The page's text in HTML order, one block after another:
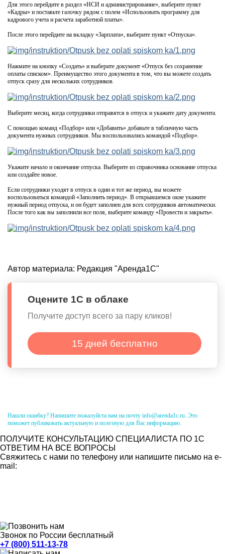
Для этого перейдите в раздел «НСИ и администрирование», выберите пункт
«Кадры» и поставьте галочку рядом с полем «Использовать программу для
кадрового учета и расчета заработной платы».
После этого перейдите на вкладку «Зарплата», выберите пункт «Отпуска».
Нажмите на кнопку «Создать» и выберите документ «Отпуск без сохранение
оплаты списком». Преимущество этого документа в том, что вы можете создать
отпуск сразу для нескольких сотрудников.
Выберите месяц, когда сотрудники отправятся в отпуск и укажите дату документа.
С помощью команд «Подбор» или «Добавить» добавьте в табличную часть
документа нужных сотрудников. Мы воспользовались командой «Подбор».
Укажите начало и окончание отпуска. Выберите из справочника основание отпуска
или создайте новое.
Если сотрудники уходят в отпуск в один и тот же период, вы можете
воспользоваться командой «Заполнить период». В открывшемся окне укажите
нужный период отпуска, и он будет заполнен для всех сотрудников автоматически.
После того как вы заполнили все поля, выберите команду «Провести и закрыть».
Автор материала: Редакция "Аренда1С"
Оцените 1С в облаке
Получите доступ всего за пару кликов!
15 дней бесплатно
Нашли ошибку? Напишите пожалуйста нам на почту info@arenda1c.ru. Это
поможет публиковать актуальную и полезную для Вас информацию.
ПОЛУЧИТЕ КОНСУЛЬТАЦИЮ СПЕЦИАЛИСТА ПО 1С
ОТВЕТИМ НА ВСЕ ВОПРОСЫ
Свяжитесь с нами по телефону или напишите письмо на e-
mail:
Звонок по России бесплатный
+7 (800) 511-13-78